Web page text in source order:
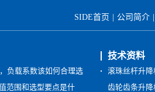
SIDE首页 公司简介
负载系数该如何合理选
范围和选型要点是什
技术资料
滚珠丝杆升
齿轮齿条升